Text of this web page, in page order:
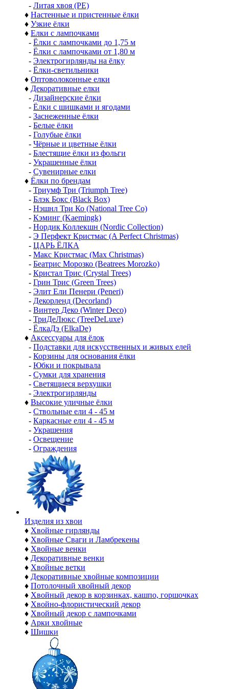
- Литая хвоя (РЕ)
♦ Настенные и пристенные ёлки
♦ Узкие ёлки
♦ Елки с лампочками
- Ёлки с лампочками до 1,75 м
- Ёлки с лампочками от 1,80 м
- Электрогирлянды на ёлку
- Ёлки-светильники
♦ Оптоволоконные елки
♦ Декоративные елки
- Дизайнерские ёлки
- Ёлки с шишками и ягодами
- Заснеженные ёлки
- Белые ёлки
- Голубые ёлки
- Чёрные и цветные ёлки
- Блестящие ёлки из фольги
- Украшенные ёлки
- Сувенирные елки
♦ Ёлки по брендам
- Триумф Три (Triumph Tree)
- Блэк Бокс (Black Box)
- Нэшнл Три Ко (National Tree Co)
- Кэминг (Kaemingk)
- Нордик Коллекшн (Nordic Collection)
- Э Перфект Кристмас (A Perfect Christmas)
- ЦАРЬ ЁЛКА
- Макс Кристмас (Max Christmas)
- Беатрис Морозко (Beatrees Morozko)
- Кристал Трис (Crystal Trees)
- Грин Трис (Green Trees)
- Элит Ели Пенери (Peneri)
- Декорленд (Decorland)
- Винтер Деко (Winter Deco)
- ТриДеЛюкс (TreeDeLuxe)
- ЁлкаДэ (ElkaDe)
♦ Аксессуары для ёлок
- Подставки для искусственных и живых елей
- Корзины для основания ёлки
- Юбки и покрывала
- Сумки для хранения
- Светящиеся верхушки
- Электрогирлянды
♦ Высокие уличные ёлки
- Ствольные ели 4 - 45 м
- Каркасные ели 4 - 45 м
- Украшения
- Освещение
- Ограждения
Изделия из хвои
♦ Хвойные гирлянды
♦ Хвойные Сваги и Ламбрекены
♦ Хвойные венки
♦ Декоративные венки
♦ Хвойные ветки
♦ Декоративные хвойные композиции
♦ Потолочный хвойный декор
♦ Хвойный декор в корзинках, кашпо, горшочках
♦ Хвойно-флористический декор
♦ Хвойный декор с лампочками
♦ Арки хвойные
♦ Шишки